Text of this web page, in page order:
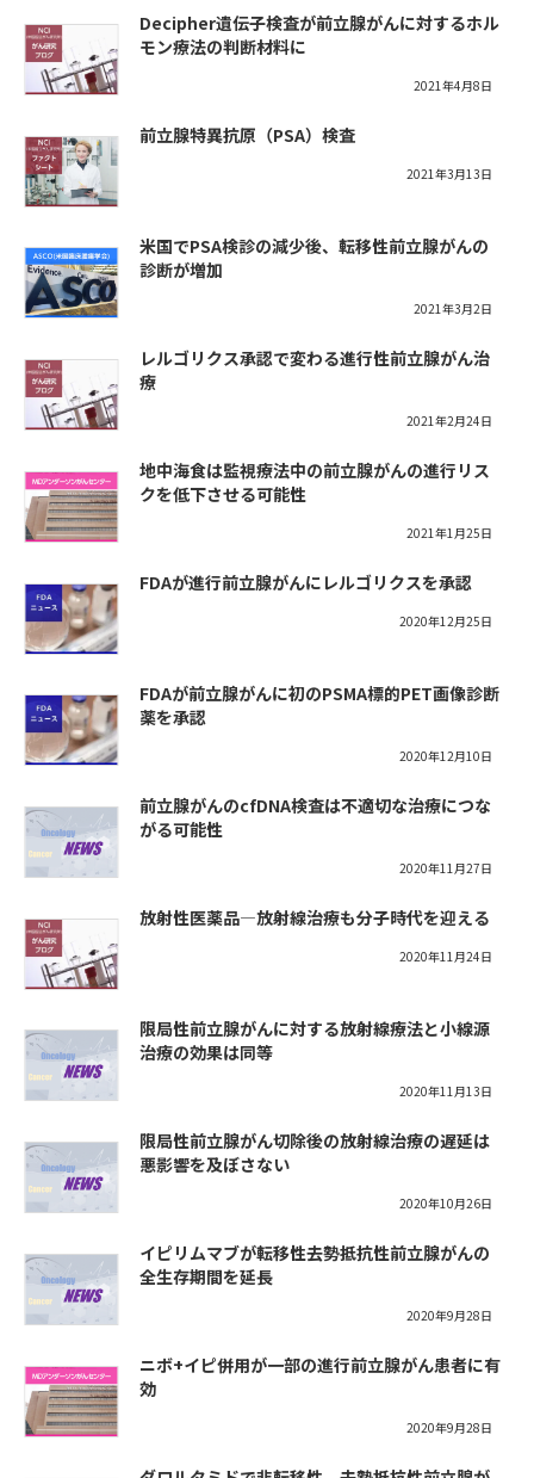
Decipher遺伝子検査が前立腺がんに対するホル
モン療法の判断材料に
2021年4月8日
前立腺特異抗原（PSA）検査
2021年3月13日
米国でPSA検診の減少後、転移性前立腺がんの
診断が増加
2021年3月2日
レルゴリクス承認で変わる進行性前立腺がん治
療
2021年2月24日
地中海食は監視療法中の前立腺がんの進行リス
クを低下させる可能性
2021年1月25日
FDAが進行前立腺がんにレルゴリクスを承認
2020年12月25日
FDAが前立腺がんに初のPSMA標的PET画像診断
薬を承認
2020年12月10日
前立腺がんのcfDNA検査は不適切な治療につな
がる可能性
2020年11月27日
放射性医薬品—放射線治療も分子時代を迎える
2020年11月24日
限局性前立腺がんに対する放射線療法と小線源
治療の効果は同等
2020年11月13日
限局性前立腺がん切除後の放射線治療の遅延は
悪影響を及ぼさない
2020年10月26日
イピリムマブが転移性去勢抵抗性前立腺がんの
全生存期間を延長
2020年9月28日
ニボ+イピ併用が一部の進行前立腺がん患者に有
効
2020年9月28日